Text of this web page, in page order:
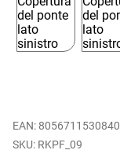
EAN: 8056711530840
RKPF_09